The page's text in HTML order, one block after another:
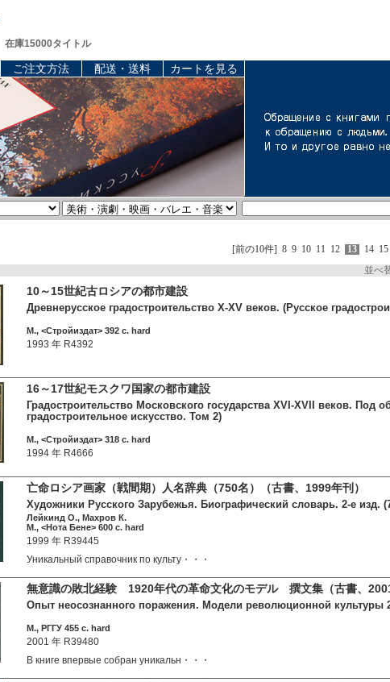
在庫15000タイトル
ご注文方法 配送・送料 カートを見る
[前の10件] 8 9 10 11 12 13 14 15
並べ
10～15世紀古ロシアの都市建設
Древнерусское градостроительство X-XV веков. (Русское
М., <Стройиздат> 392 c. hard
1993 年 R4392
16～17世紀モスクワ国家の都市建設
Градостроительство Московского государства XVI-XVII веков. Под
градостроительное искусство. Том 2)
М., <Стройиздат> 318 c. hard
1994 年 R4666
亡命ロシア画家（戦間期）人名辞典（750名）（古書、1999年刊）
Художники Русского Зарубежья. Биографический словарь. 2-е изд.
Лейкинд О., Махров К.
М., <Нота Бене> 600 c. hard
1999 年 R39445
Уникальный справочник по культу・・・
無意識の敗北経験 1920年代の革命文化のモデル 撰文集（古書、2001
Опыт неосознанного поражения. Модели революционной культуры
М., РГГУ 455 c. hard
2001 年 R39480
В книге впервые собран уникальн・・・